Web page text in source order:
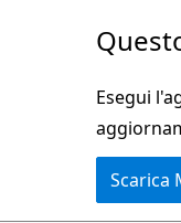
Esegui
Scarica